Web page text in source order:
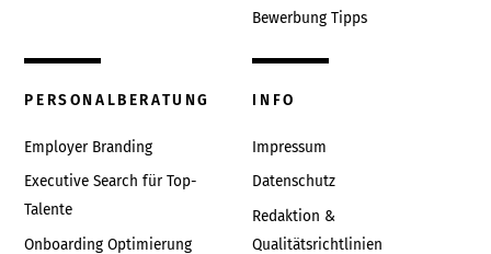
Bewerbung Tipps
PERSONALBERATUNG
Employer Branding
Executive Search für Top-
Talente
Onboarding Optimierung
INFO
Impressum
Datenschutz
Redaktion &
Qualitätsrichtlinien